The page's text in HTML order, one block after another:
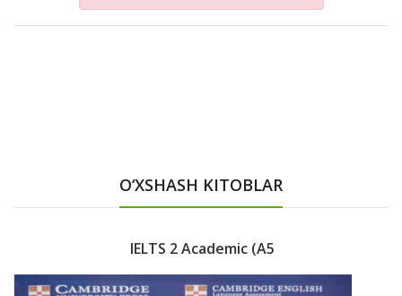
O‘XSHASH KITOBLAR
IELTS 2 Academic (A5